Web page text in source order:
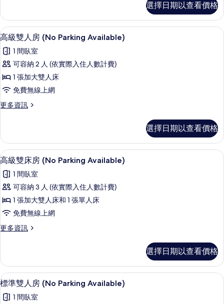
所
有
相
片
雙
人
房
詳
情
選擇日期以查看價格
顯
示
高
級
雙
房
Parking
Available)
的
所
有
相
片
羽絨被、書桌、筆電工作空間、免費
4
高級雙人房 (No Parking Available)
1 間臥室
可容納 2 人 (依實際入住人數計費)
1 張加大雙人床
免費無線上網
更多資訊
更
雙
人
房
Parking
Available)
詳
情
選擇日期以查看價格
顯
示
高
級
雙
房
Parking
Available)
的
所
羽絨被、書桌、筆電工作空間、免費
4
高級雙床房 (No Parking Available)
1 間臥室
可容納 3 人 (依實際入住人數計費)
1 張加大雙人床和 1 張單人床
免費無線上網
更多資訊
更
雙
床
房
Parking
選擇日期以查看價格
顯
示
羽絨被、書桌、筆電工作空間、免費
4
標準雙人房 (No Parking Available)
1 間臥室